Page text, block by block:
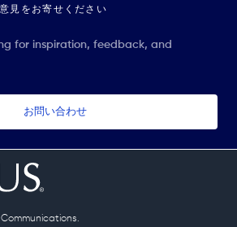
見をお寄せください
for inspiration, feedback, and
お問い合わせ